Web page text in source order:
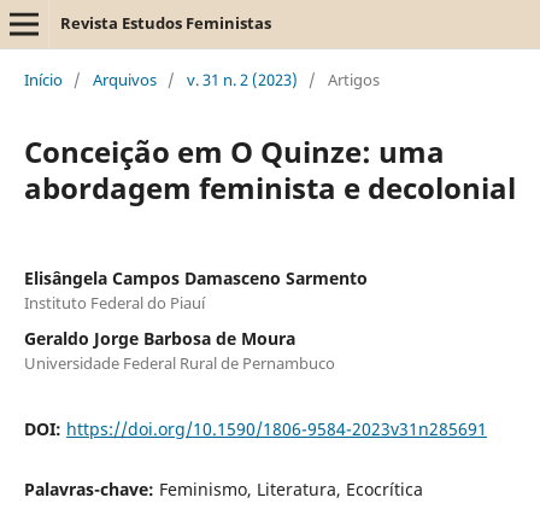
Revista Estudos Feministas
Início / Arquivos / v. 31 n. 2 (2023) / Artigos
Conceição em O Quinze: uma
abordagem feminista e decolonial
Elisângela Campos Damasceno Sarmento
Instituto Federal do Piauí
Geraldo Jorge Barbosa de Moura
Universidade Federal Rural de Pernambuco
DOI: https://doi.org/10.1590/1806-9584-2023v31n285691
Palavras-chave: Feminismo, Literatura, Ecocrítica